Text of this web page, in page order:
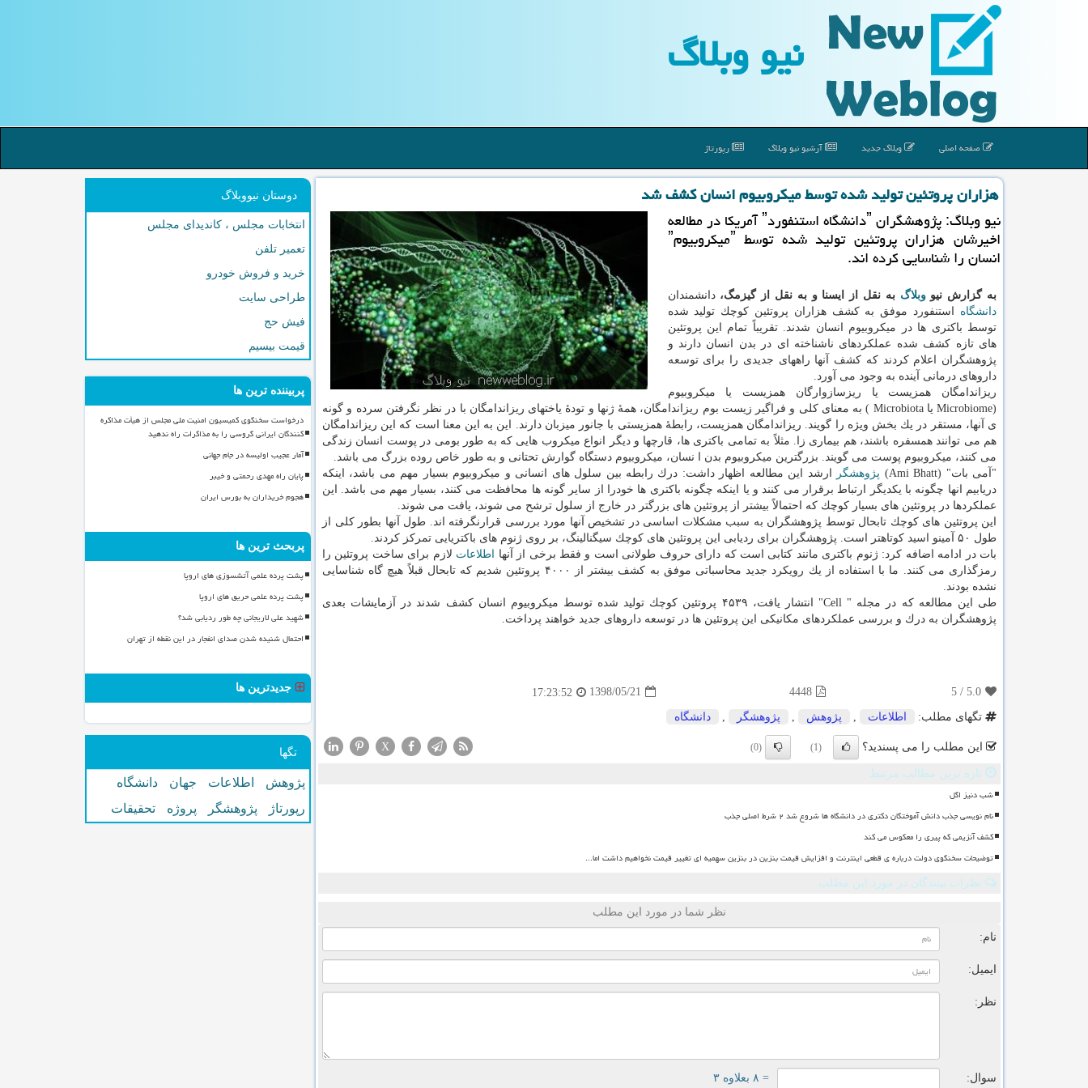
نیو وبلاگ
صفحه اصلی وبلاگ جدید آرشیو نیو وبلاگ رپورتاژ
هزاران پروتئین تولید شده توسط میكروبیوم انسان كشف شد
نیو وبلاگ: پژوهشگران ˮدانشگاه استنفوردˮ آمریكا در مطالعه
اخیرشان هزاران پروتئین تولید شده توسط ˮمیكروبیومˮ
انسان را شناسایی كرده اند.
به گزارش نیووبلاگ به نقل از ایسنا و به نقل از گیزمگ،دانشمندان
دانشگاه استنفورد موفق به كشف هزاران پروتئین كوچك تولید شده
توسط باكتری ها در میكروبیوم انسان شدند. تقریباً تمام این پروتئین
های تازه كشف شده عملكردهای ناشناخته ای در بدن انسان دارند و
پژوهشگران اعلام كردند كه كشف آنها راههای جدیدی را برای توسعه
داروهای درمانی آینده به وجود می آورد.
ریزاندامگان همزیست یا ریزسازوارگان همزیست یا میكروبیوم
(Microbiome یا Microbiota ) به معنای كلی و فراگیر زیست بوم ریزاندامگان، همهٔ ژنها و تودهٔ یاختهای ریزاندامگان با در نظر نگرفتن سرده و گونه
ی آنها، مستقر در یك بخش ویژه را گویند. ریزاندامگان همزیست، رابطهٔ همزیستی با جانور میزبان دارند. این به این معنا است كه این ریزاندامگان
هم می توانند همسفره باشند، هم بیماری زا. مثلاً به تمامی باكتری ها، قارچها و دیگر انواع میكروب هایی كه به طور بومی در پوست انسان زندگی
می كنند، میكروبیوم پوست می گویند. بزرگترین میكروبیوم بدن ا نسان، میكروبیوم دستگاه گوارش تحتانی و به طور خاص روده بزرگ می باشد.
"آمی بات" (Ami Bhatt)
پژوهشگر
ارشد این مطالعه اظهار داشت: درك رابطه بین سلول های انسانی و میكروبیوم بسیار مهم می باشد، اینكه
دریابیم انها چگونه با یكدیگر ارتباط برقرار می كنند و یا اینكه چگونه باكتری ها خودرا از سایر گونه ها محافظت می كنند، بسیار مهم می باشد. این
عملكردها در پروتئین های بسیار كوچك كه احتمالاً بیشتر از پروتئین های بزرگتر در خارج از سلول ترشح می شوند، یافت می شوند.
این پروتئین های كوچك تابحال توسط پژوهشگران به سبب مشكلات اساسی در تشخیص آنها مورد بررسی قرارنگرفته اند. طول آنها بطور كلی از
طول ۵۰ آمینو اسید كوتاهتر است. پژوهشگران برای ردیابی این پروتئین های كوچك سیگنالینگ، بر روی ژنوم های باكتریایی تمركز كردند.
بات در ادامه اضافه كرد: ژنوم باكتری مانند كتابی است كه دارای حروف طولانی است و فقط برخی از آنها
اطلاعات لازم برای ساخت پروتئین را
رمزگذاری می كنند. ما با استفاده از یك رویكرد جدید محاسباتی موفق به كشف بیشتر از ۴۰۰۰ پروتئین شدیم كه تابحال قبلاً هیچ گاه شناسایی
نشده بودند.
طی این مطالعه كه در مجله " Cell" انتشار یافت، ۴۵۳۹ پروتئین كوچك تولید شده توسط میكروبیوم انسان كشف شدند در آزمایشات بعدی
پژوهشگران به درك و بررسی عملكردهای مكانیكی این پروتئین ها در توسعه داروهای جدید خواهند پرداخت.
5.0
/
5
4448
1398/05/21
17:23:52
تگهای مطلب:
اطلاعات پژوهش پژوهشگر دانشگاه
این مطلب را می پسندید؟ (1)
(0)
X
تازه ترین مطالب مرتبط
شب دنیز اگل
نام نویسی جذب دانش آموختگان دکتری در دانشگاه ها شروع شد ۲ شرط اصلی جذب
کشف آنزیمی که پیری را معکوس می کند
توضیحات سخنگوی دولت درباره ی قطعی اینترنت و افزایش قیمت بنزین در بنزین سهمیه ای تغییر قیمت نخواهیم داشت اما...
نظرات بینندگان در مورد این مطلب
نظر شما در مورد این مطلب
نام:
ایمیل:
نظر:
سوال: = ۸ بعلاوه ۳
دوستان نیووبلاگ
انتخابات مجلس ، کاندیدای مجلس
تعمیر تلفن
خرید و فروش خودرو
طراحی سایت
فیش حج
قیمت بیسیم
پربیننده ترین ها
درخواست سخنگوی کمیسیون امنیت ملی مجلس از هیأت مذاکره
کنندگان ایرانی گروسی را به مذاکرات راه ندهید
آمار عجیب اولیسه در جام جهانی
پایان راه مهدی رحمتی و خیبر
هجوم خریداران به بورس ایران
پربحث ترین ها
پشت پرده علمی آتشسوزی های اروپا
پشت پرده علمی حریق های اروپا
شهید علی لاریجانی چه طور ردیابی شد؟
احتمال شنیده شدن صدای انفجار در این نقطه از تهران
جدیدترین ها
تگها
پژوهش اطلاعات جهان
دانشگاه
رپورتاژ
پژوهشگر پروژه تحقیقات